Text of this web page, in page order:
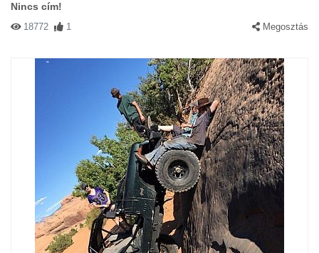
Nincs cím!
18772 1 Megosztás